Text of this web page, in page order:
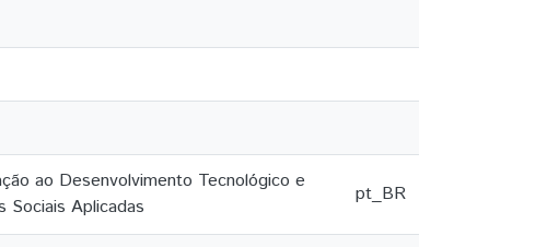
ao Desenvolvimento Tecnológico e
Sociais Aplicadas
pt_BR